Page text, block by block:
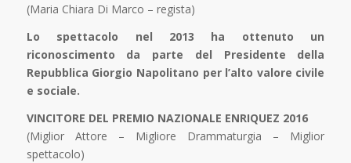
(Maria Chiara Di Marco – regista)
Lo spettacolo nel 2013 ha ottenuto un
riconoscimento da parte del Presidente della
Repubblica Giorgio Napolitano per l’alto valore civile
e sociale.
VINCITORE DEL PREMIO NAZIONALE ENRIQUEZ 2016
(Miglior Attore – Migliore Drammaturgia – Miglior
spettacolo)